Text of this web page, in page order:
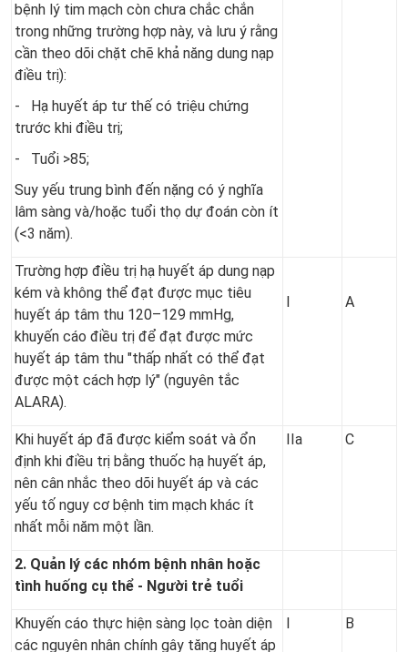
bệnh lý tim mạch còn chưa chắc chắn
trong những trường hợp này, và lưu ý rằng
cần theo dõi chặt chẽ khả năng dung nạp
điều trị):
- Hạ huyết áp tư thế có triệu chứng
trước khi điều trị;
- Tuổi >85;
Suy yếu trung bình đến nặng có ý nghĩa
lâm sàng và/hoặc tuổi thọ dự đoán còn ít
(<3 năm).
Trường hợp điều trị hạ huyết áp dung nạp
kém và không thể đạt được mục tiêu
huyết áp tâm thu 120–129 mmHg,
khuyến cáo điều trị để đạt được mức
huyết áp tâm thu "thấp nhất có thể đạt
được một cách hợp lý" (nguyên tắc
ALARA).
A
Khi huyết áp đã được kiểm soát và ổn
định khi điều trị bằng thuốc hạ huyết áp,
nên cân nhắc theo dõi huyết áp và các
yếu tố nguy cơ bệnh tim mạch khác ít
nhất mỗi năm một lần.
IIa C
2. Quản lý các nhóm bệnh nhân hoặc
tình huống cụ thể - Người trẻ tuổi
Khuyến cáo thực hiện sàng lọc toàn diện
các nguyên nhân chính gây tăng huyết áp
B